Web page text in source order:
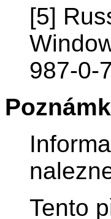
[5]
987-0-
Tento